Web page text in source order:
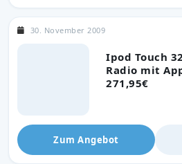
Ipod Touch
Radio mit
271,95€
30. November 2009
Zum Angebot